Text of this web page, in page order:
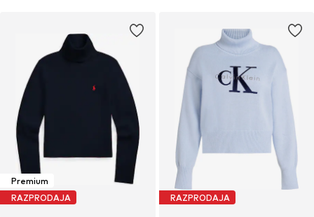
Premium
RAZPRODAJA
RAZPRODAJA